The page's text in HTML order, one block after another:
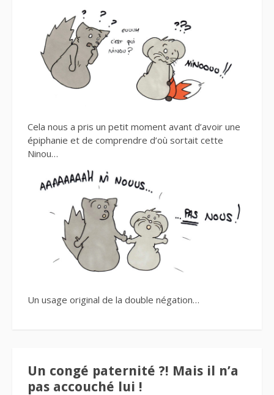
Cela nous a pris un petit moment avant d’avoir une
épiphanie et de comprendre d’où sortait cette
Ninou…
Un usage original de la double négation…
Un congé paternité ?! Mais il n’a
pas accouché lui !